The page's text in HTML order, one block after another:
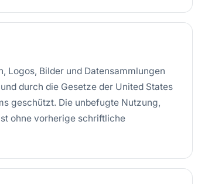
Logos, Bilder und Datensammlungen
durch die Gesetze der United States
geschützt. Die unbefugte Nutzung,
ohne vorherige schriftliche